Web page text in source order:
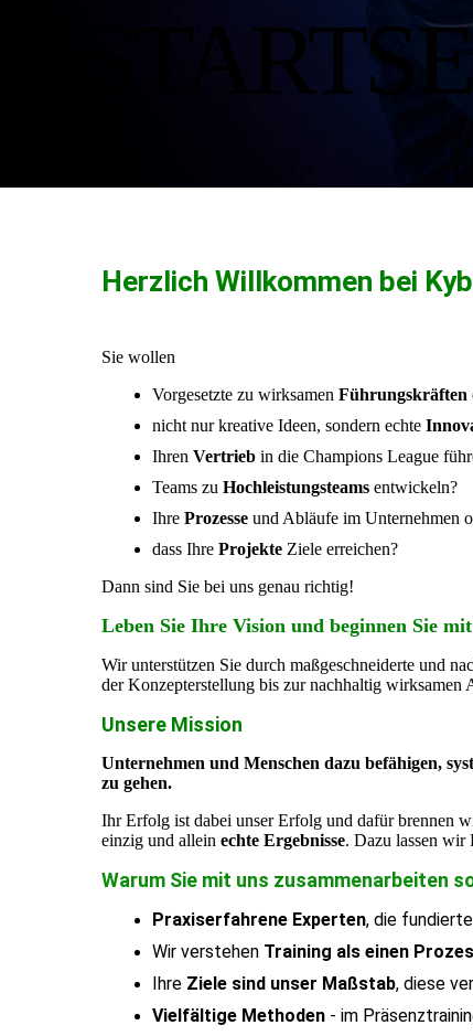
Herzlich Willkommen bei
Sie wollen
Vorgesetzte zu wirksamen Führungskräften
nicht nur kreative Ideen, sondern echte
Ihren Vertrieb in die Champions League
Teams zu Hochleistungsteams entwickeln?
Ihre Prozesse und Abläufe im Unternehmen
dass Ihre Projekte Ziele erreichen?
Dann sind Sie bei uns genau richtig!
Leben Sie Ihre Vision und beginnen Sie
Wir unterstützen Sie durch maßgeschneiderte und
der Konzepterstellung bis zur nachhaltig wirksamen
Unsere Mission
Unternehmen und Menschen dazu befähigen,
zu gehen.
Ihr Erfolg ist dabei unser Erfolg und dafür brennen
einzig und allein echte Ergebnisse. Dazu lassen wir
Warum Sie mit uns zusammenarbeiten
Praxiserfahrene Experten, die
Wir verstehen Training als einen
Ihre Ziele sind unser Maßstab, diese
Vielfältige Methoden - im